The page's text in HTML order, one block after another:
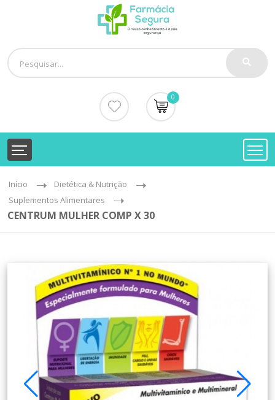
0
Início
Dietética & Nutrição
Suplementos Alimentares
CENTRUM MULHER COMP X 30